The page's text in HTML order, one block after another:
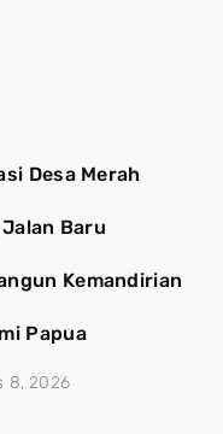
Desa Merah
Baru
Kemandirian
Papua
8, 2026